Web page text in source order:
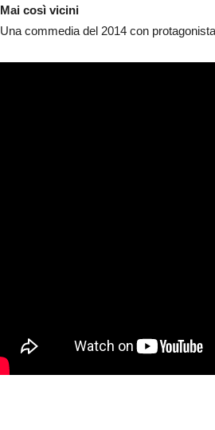
Mai così vicini
Una commedia del 2014 con protagonista